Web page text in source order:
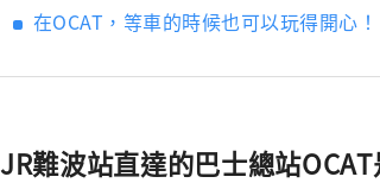
在OCAT，等車的時候也可以玩得開心！
JR難波站直達的巴士總站OCAT